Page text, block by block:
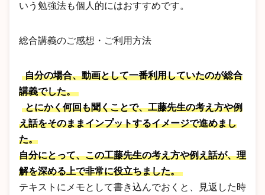
いう勉強法も個人的にはおすすめです。
総合講義のご感想・ご利用方法
自分の場合、動画として一番利用していたのが総合
講義でした。
とにかく何回も聞くことで、工藤先生の考え方や例
え話をそのままインプットするイメージで進めまし
た。
自分にとって、この工藤先生の考え方や例え話が、理
解を深める上で非常に役立ちました。
テキストにメモとして書き込んでおくと、見返した時